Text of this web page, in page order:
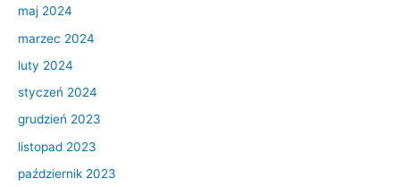
maj 2024
marzec 2024
luty 2024
styczeń 2024
grudzień 2023
listopad 2023
październik 2023